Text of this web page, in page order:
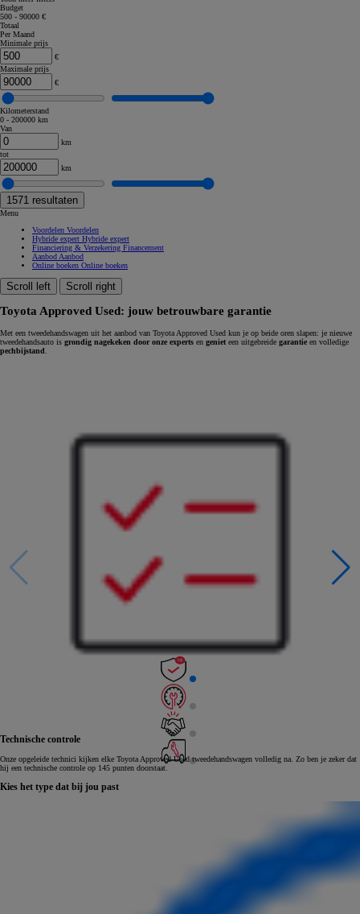
Budget
500 - 90000 €
Totaal
Per Maand
Minimale prijs
€
Maximale prijs
€
Kilometerstand
0 - 200000 km
Van
km
tot
km
1571 resultaten
Menu
Voordelen Voordelen
Hybride expert Hybride expert
Financiering & Verzekering Financement
Aanbod Aanbod
Online boeken Online boeken
Scroll left Scroll right
Toyota Approved Used: jouw betrouwbare garantie
Met een tweedehandswagen uit het aanbod van Toyota Approved Used kun je op beide oren slapen: je nieuwe
tweedehandsauto is grondig nagekeken door onze experts en geniet een uitgebreide garantie en volledige
pechbijstand
Technische controle
Onze opgeleide technici kijken elke Toyota Approved Used tweedehandswagen volledig na. Zo ben je zeker dat
hij een technische controle op 145 punten doorstaat.
Kies het type dat bij jou past